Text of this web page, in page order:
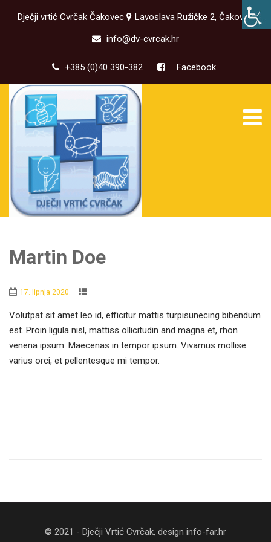
Dječji vrtić Cvrčak Čakovec
Lavoslava Ružičke 2, Čakovec
info@dv-cvrcak.hr
+385 (0)40 390-382 Facebook
Martin Doe
17. lipnja 2020.
Volutpat sit amet leo id, efficitur mattis turpisunecing bibendum
est. Proin ligula nisl, mattiss ollicitudin and magna et, rhon
venena ipsum. Maecenas in tempor ipsum. Vivamus mollise
varius orci, et pellentesque mi tempor.
© 2021 - Dječji Vrtić Cvrčak, design info-far.hr